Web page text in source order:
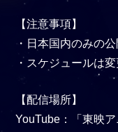
【注意事項】
・日本国内のみの
・スケジュールは
【配信場所】
YouTube：「東映